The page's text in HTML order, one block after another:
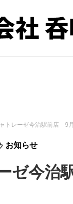
トレーゼ今治駅前店 9
お知らせ
ゼ今治